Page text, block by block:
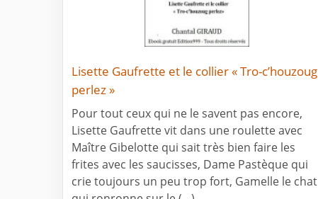
Lisette Gaufrette et le collier « Tro-c’houzoug
perlez »
Pour tout ceux qui ne le savent pas encore,
Lisette Gaufrette vit dans une roulette avec
Maître Gibelotte qui sait très bien faire les
frites avec les saucisses, Dame Pastèque qui
crie toujours un peu trop fort, Gamelle le chat